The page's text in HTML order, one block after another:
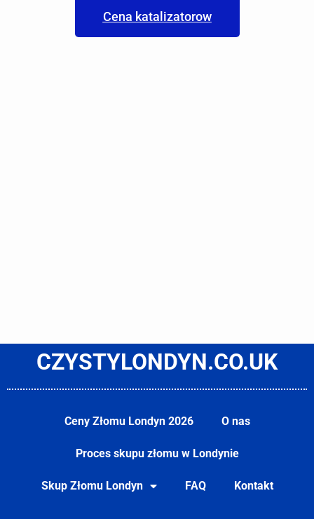
Cena katalizatorow
CZYSTYLONDYN.CO.UK
Ceny Złomu Londyn 2026 O nas
Proces skupu złomu w Londynie
Skup Złomu Londyn FAQ Kontakt